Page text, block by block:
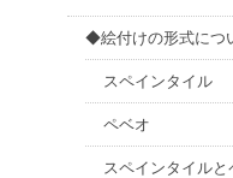
◆絵付けの形式につ
スペインタイル
ペベオ
スペインタイルと